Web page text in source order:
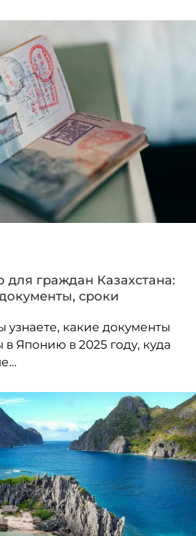
граждан Казахстана:
сроки
узнаете, какие документы
Японию в 2025 году, куда